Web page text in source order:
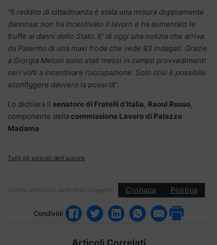
“Il reddito di cittadinanza è stata una misura doppiamente
dannosa: non ha incentivato il lavoro e ha aumentato le
truffe ai danni dello Stato. E’ di oggi una notizia che arriva
da Palermo di una maxi frode che vede 93 indagati. Grazie
a Giorgia Meloni sono stati messi in campo provvedimenti
seri volti a incentivare l’occupazione. Solo così è possibile
sconfiggere davvero la povertà”.
Lo dichiara il senatore di Fratelli d’Italia, Raoul Russo,
componente della commissione Lavoro di Palazzo
Madama.
Tutti gli articoli dell'autore
Questo articolo fa parte delle categorie: Cronaca Politica
Condividi
Articoli Correlati